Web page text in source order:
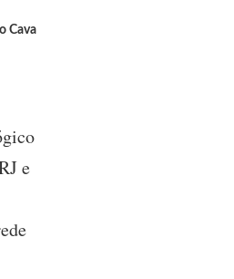
Cava
e